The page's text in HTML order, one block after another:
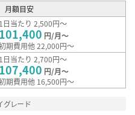
月額目安
1日当たり 2,500円～
101,400 円/月～
期費用他 22,000円～
1日当たり 2,700円～
107,400 円/月～
期費用他 16,500円～
グレード